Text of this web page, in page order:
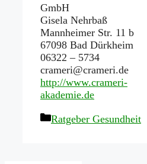
GmbH
Gisela Nehrbaß
Mannheimer Str. 11 b
67098 Bad Dürkheim
06322 – 5734
crameri@crameri.de
http://www.crameri-
akademie.de
Kategorien
Ratgeber Gesundheit